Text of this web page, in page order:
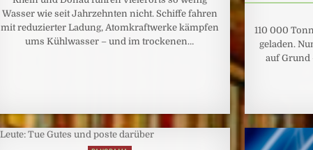
Wasser wie seit Jahrzehnten nicht. Schiffe fahren
mit reduzierter Ladung, Atomkraftwerke kämpfen
ums Kühlwasser – und im trockenen…
110 000
geladen.
auf Grund